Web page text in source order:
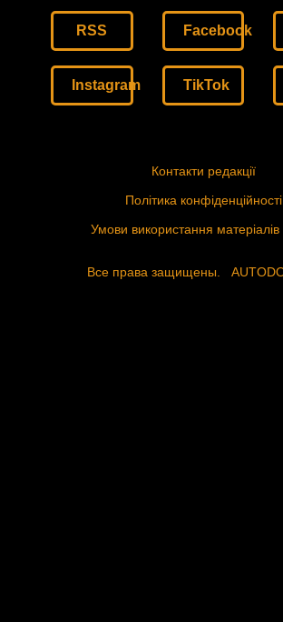
RSS Facebook
Instagram TikTok
Контакти редакції
Політика конфіденційності
Умови використання матеріалів
Все права защищены.